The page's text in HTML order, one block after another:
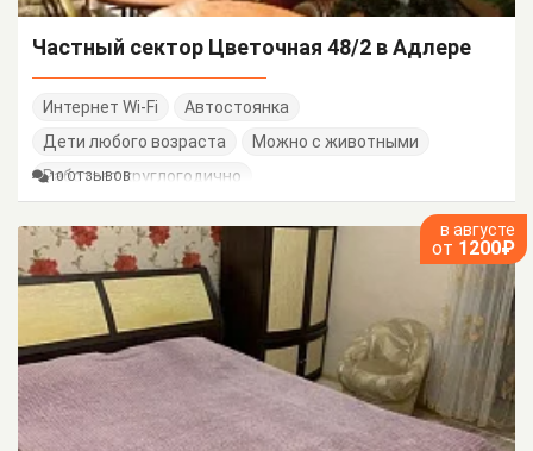
Частный сектор Цветочная 48/2 в Адлере
Интернет Wi-Fi
Автостоянка
Дети любого возраста
Можно с животными
Работает круглогодично
10 ОТЗЫВОВ
в августе
от 1200₽